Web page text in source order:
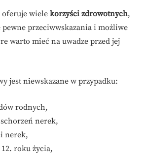
oferuje wielekorzyści zdrowotnych,
pewne przeciwwskazania i możliwe
warto mieć na uwadze przed jej
jest niewskazane w przypadku:
rodnych,
nerek,
nerek,
roku życia,